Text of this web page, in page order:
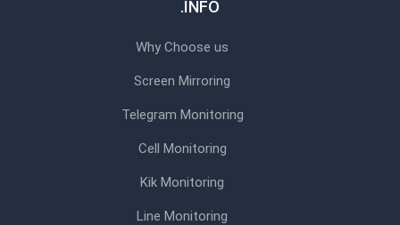
INFO.
Why Choose us
Screen Mirroring
Telegram Monitoring
Cell Monitoring
Kik Monitoring
Line Monitoring